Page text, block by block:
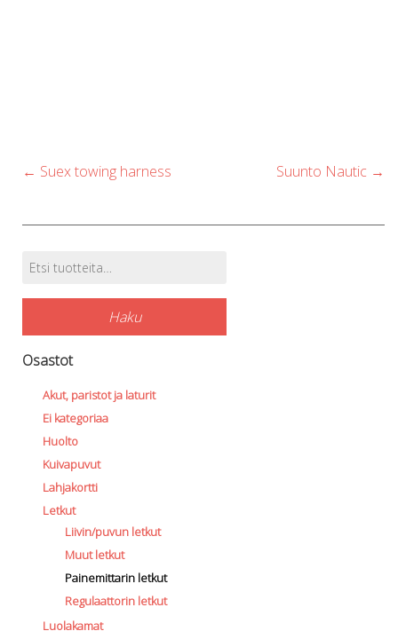
Post
← Suex towing harness Suunto Nautic →
Tuotehaku
Etsi:
Haku
Osastot
Akut, paristot ja laturit
Ei kategoriaa
Huolto
Kuivapuvut
Lahjakortti
Letkut
Liivin/puvun letkut
Muut letkut
Painemittarin letkut
Regulaattorin letkut
Luolakamat